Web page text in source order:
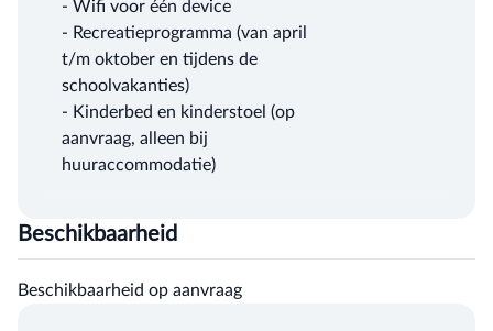
- Wifi voor één device
- Recreatieprogramma (van april
t/m oktober en tijdens de
schoolvakanties)
- Kinderbed en kinderstoel (op
aanvraag, alleen bij
huuraccommodatie)
Beschikbaarheid
Beschikbaarheid op aanvraag